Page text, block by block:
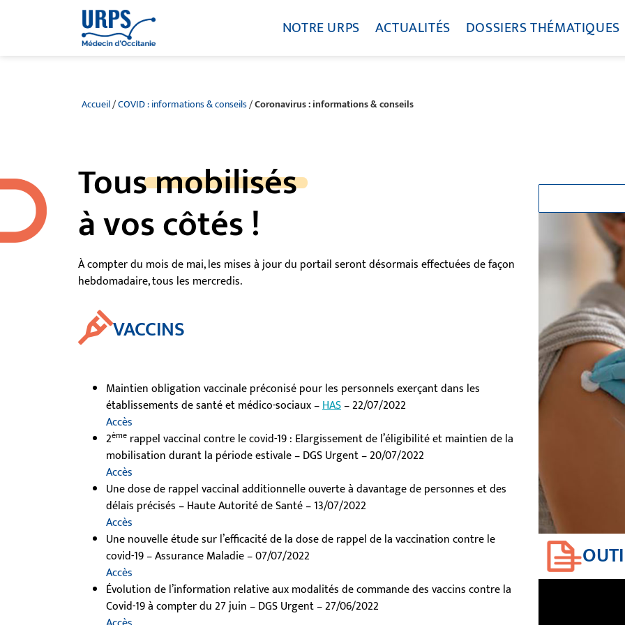
NOTRE URPS ACTUALITÉS DOSSIERS THÉMATIQUES
Accueil/COVID : informations & conseils/Coronavirus : informations & conseils
Tousmobilisés
à vos côtés !
À compter du mois de mai, les mises à jour du portail seront désormais effectuées de façon
hebdomadaire, tous les mercredis.
VACCINS
Maintien obligation vaccinale préconisé pour les personnels exerçant dans les
établissements de santé et médico-sociaux –HAS– 22/07/2022
Accès
2ème rappel vaccinal contre le covid-19 : Elargissement de l’éligibilité et maintien de la
mobilisation durant la période estivale – DGS Urgent – 20/07/2022
Accès
Une dose de rappel vaccinal additionnelle ouverte à davantage de personnes et des
délais précisés – Haute Autorité de Santé – 13/07/2022
Accès
Une nouvelle étude sur l’efficacité de la dose de rappel de la vaccination contre le
covid-19 – Assurance Maladie – 07/07/2022
Accès
Évolution de l’information relative aux modalités de commande des vaccins contre la
Covid-19 à compter du 27 juin – DGS Urgent – 27/06/2022